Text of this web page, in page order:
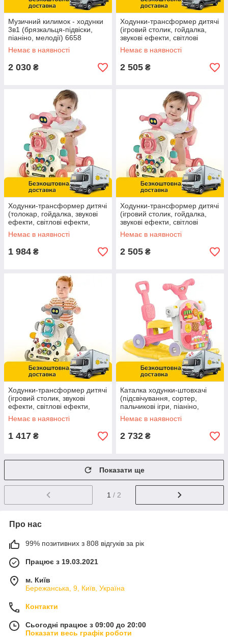
Музичний килимок - ходунки
3в1 (брязкальця-підвіски,
піаніно, мелодії) 6658
Немає в наявності
2 030 ₴
Ходунки-трансформер дитячі
(ігровий столик, гойдалка,
звукові ефекти, світлові
ефекти, сортер) 6036
Немає в наявності
2 505 ₴
Ходунки-трансформер дитячі
(толокар, гойдалка, звукові
ефекти, світлові ефекти,
сортер) 6041
Немає в наявності
1 984 ₴
Ходунки-трансформер дитячі
(ігровий столик, гойдалка,
звукові ефекти, світлові
ефекти, сортер) 6038
Немає в наявності
2 505 ₴
Ходунки-трансформер дитячі
(ігровий столик, звукові
ефекти, світлові ефекти,
сортер) 6042
Немає в наявності
1 417 ₴
Каталка ходунки-штовхачі
(підсвічування, сортер,
пальчикові ігри, піаніно,
наклейки, музична панель)
HE 0813
Немає в наявності
2 732 ₴
Показати ще
1 / 2
Про нас
99% позитивних з 808 відгуків за рік
Працює з 19.03.2021
м. Київ
Бережанська, 9, Київ, Україна
Контакти
Сьогодні працює з 09:00 до 20:00
Показати весь графік роботи